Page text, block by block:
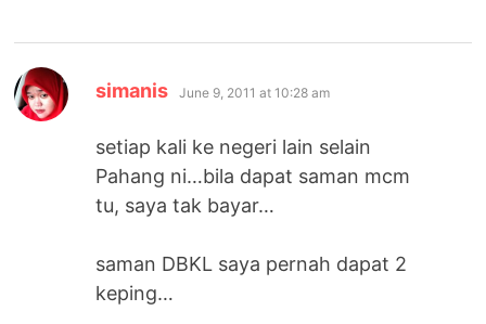
simanis says:
June 9, 2011 at 10:28 am
setiap kali ke negeri lain selain
Pahang ni…bila dapat saman mcm
tu, saya tak bayar…
saman DBKL saya pernah dapat 2
keping…